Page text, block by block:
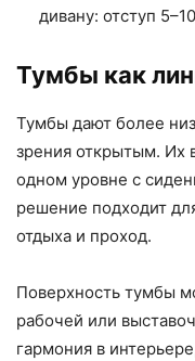
дивану: отступ
Тумбы как
Тумбы дают более
зрения открытым. Их
одном уровне с
решение подходит
отдыха и проход.
Поверхность тумбы
рабочей или
гармония в